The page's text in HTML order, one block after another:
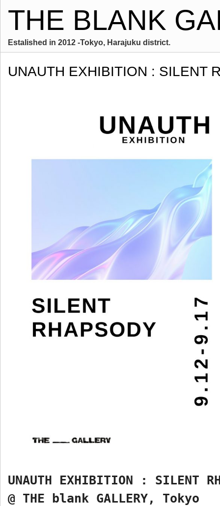
THE BLANK
Estalished in 2012 -Tokyo, Harajuku district.
UNAUTH EXHIBITION : SILENT
UNAUTH EXHIBITION : SILENT
@ THE blank GALLERY, Tokyo